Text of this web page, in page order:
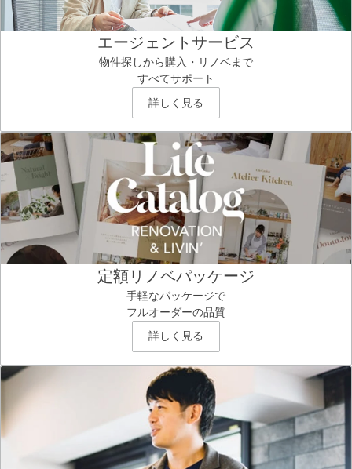
エージェントサービス
物件探しから購入・リノベまで
すべてサポート
詳しく見る
定額リノベパッケージ
手軽なパッケージで
フルオーダーの品質
詳しく見る